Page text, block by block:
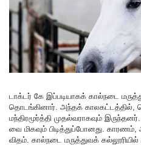
டாக்டர் கே இப்படியாகக் கால்நடை
தொடங்கினார். அந்தக் காலகட்டத்தில்,
மந்திரமூர்த்தி முதல்வராகவும்
வை மிகவும் பிடித்துப்போனது.
விதம். கால்நடை மருத்துவக்